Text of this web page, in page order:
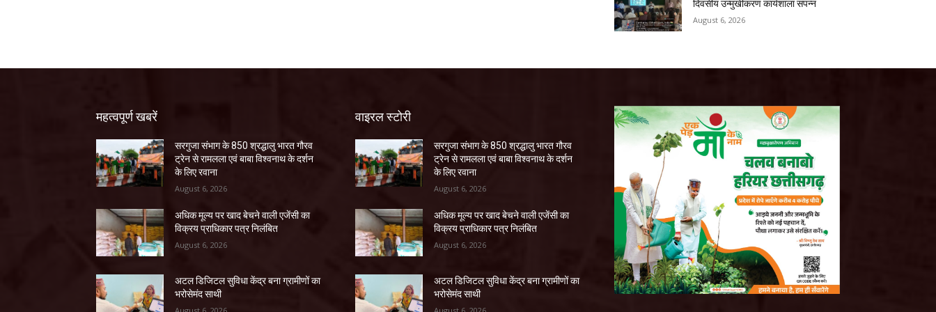
दिवसीय उन्मुखीकरण कार्यशाला संपन्न
August 6, 2026
महत्वपूर्ण खबरें
सरगुजा संभाग के 850 श्रद्धालु भारत गौरव
ट्रेन से रामलला एवं बाबा विश्वनाथ के दर्शन
के लिए रवाना
August 6, 2026
अधिक मूल्य पर खाद बेचने वाली एजेंसी का
विक्रय प्राधिकार पत्र निलंबित
August 6, 2026
अटल डिजिटल सुविधा केंद्र बना ग्रामीणों का
भरोसेमंद साथी
वाइरल स्टोरी
सरगुजा संभाग के 850 श्रद्धालु भारत गौरव
ट्रेन से रामलला एवं बाबा विश्वनाथ के दर्शन
के लिए रवाना
August 6, 2026
अधिक मूल्य पर खाद बेचने वाली एजेंसी का
विक्रय प्राधिकार पत्र निलंबित
August 6, 2026
अटल डिजिटल सुविधा केंद्र बना ग्रामीणों का
भरोसेमंद साथी